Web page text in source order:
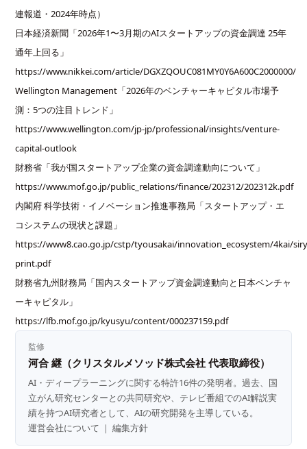
連報道・2024年時点）
日本経済新聞「2026年1〜3月期のAIスタートアップの資金調達 25年
通年上回る」
https://www.nikkei.com/article/DGXZQOUC081MY0Y6A600C2000000/
Wellington Management「2026年のベンチャーキャピタル市場予
測：5つの注目トレンド」
https://www.wellington.com/jp-jp/professional/insights/venture-
capital-outlook
財務省「我が国スタートアップ企業の資金調達動向について」
https://www.mof.go.jp/public_relations/finance/202312/202312k.pdf
内閣府 科学技術・イノベーション推進事務局「スタートアップ・エ
コシステムの現状と課題」
https://www8.cao.go.jp/cstp/tyousakai/innovation_ecosystem/4kai/
print.pdf
財務省九州財務局「国内スタートアップ資金調達動向と日本ベンチャ
ーキャピタル」
https://lfb.mof.go.jp/kyusyu/content/000237159.pdf
監修
河合 継（クリスタルメソッド株式会社 代表取締役）
AI・ディープラーニングに関する特許16件の発明者。過去、国
立がん研究センターとの共同研究や、テレビ番組でのAI解説実
績を持つAI研究者として、AIの研究開発を主導している。
運営会社について ｜編集方針